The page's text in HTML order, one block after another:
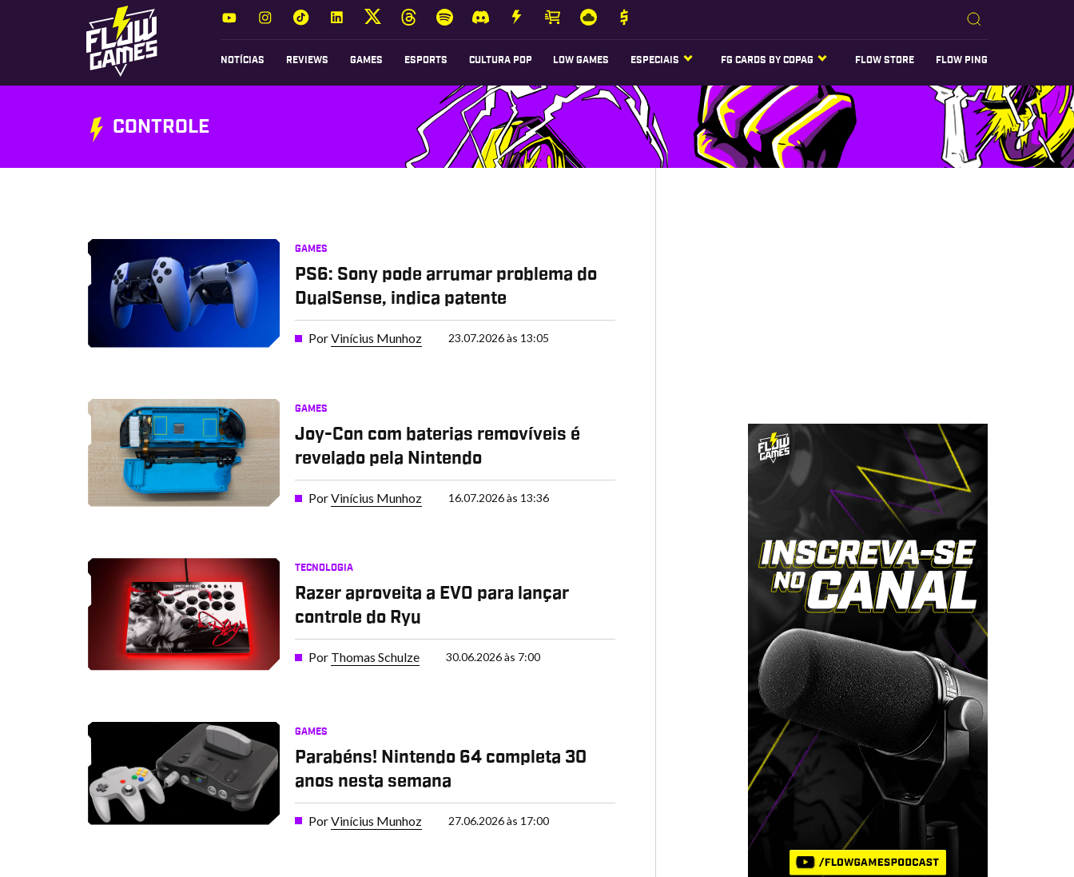
NOTÍCIAS REVIEWS GAMES ESPORTS CULTURA POP LOW GAMES ESPECIAIS FG CARDS BY COPAG FLOW STORE FLOW PING
CONTROLE
GAMES
PS6: Sony pode arrumar problema do
DualSense, indica patente
PorVinícius Munhoz 23.07.2026 às 13:05
GAMES
Joy-Con com baterias removíveis é
revelado pela Nintendo
PorVinícius Munhoz 16.07.2026 às 13:36
TECNOLOGIA
Razer aproveita a EVO para lançar
controle do Ryu
Por Thomas Schulze 30.06.2026 às 7:00
GAMES
Parabéns! Nintendo 64 completa 30
anos nesta semana
PorVinícius Munhoz 27.06.2026 às 17:00